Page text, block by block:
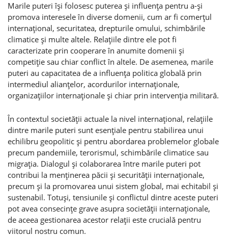
Marile puteri îşi folosesc puterea şi influenţa pentru a-şi
promova interesele în diverse domenii, cum ar fi comerţul
internaţional, securitatea, drepturile omului, schimbările
climatice şi multe altele. Relaţiile dintre ele pot fi
caracterizate prin cooperare în anumite domenii şi
competiţie sau chiar conflict în altele. De asemenea, marile
puteri au capacitatea de a influenţa politica globală prin
intermediul alianţelor, acordurilor internaţionale,
organizaţiilor internaţionale şi chiar prin intervenţia militară.
În contextul societăţii actuale la nivel internaţional, relaţiile
dintre marile puteri sunt esenţiale pentru stabilirea unui
echilibru geopolitic şi pentru abordarea problemelor globale
precum pandemiile, terorismul, schimbările climatice sau
migraţia. Dialogul şi colaborarea între marile puteri pot
contribui la menţinerea păcii şi securităţii internaţionale,
precum şi la promovarea unui sistem global, mai echitabil şi
sustenabil. Totuşi, tensiunile şi conflictul dintre aceste puteri
pot avea consecinţe grave asupra societăţii internaţionale,
de aceea gestionarea acestor relaţii este crucială pentru
viitorul nostru comun.